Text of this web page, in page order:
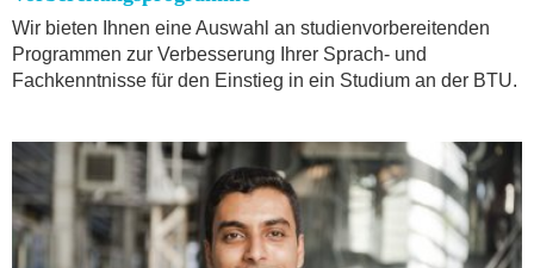
Wir bieten Ihnen eine Auswahl an studienvorbereitenden
Programmen zur Verbesserung Ihrer Sprach- und
Fachkenntnisse für den Einstieg in ein Studium an der BTU.